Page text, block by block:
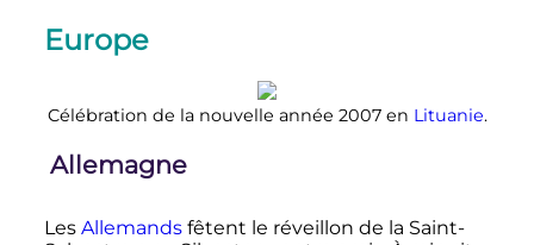
Europe
Célébration de la nouvelle année 2007 en Lituanie.
Allemagne
Les Allemandsfêtent le réveillon de la Saint-